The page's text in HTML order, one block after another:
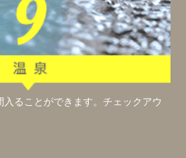
ることができます。チェックアウ